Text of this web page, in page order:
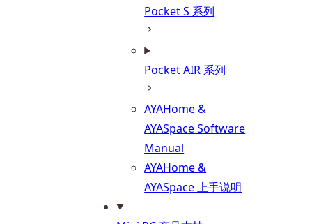
Pocket S 系列
Pocket AIR 系列
AYAHome &
AYASpace Software
Manual
AYAHome &
AYASpace 上手说明